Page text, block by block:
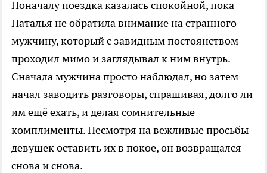
Поначалу поездка казалась спокойной, пока
Наталья не обратила внимание на странного
мужчину, который с завидным постоянством
проходил мимо и заглядывал к ним внутрь.
Сначала мужчина просто наблюдал, но затем
начал заводить разговоры, спрашивая, долго ли
им ещё ехать, и делая сомнительные
комплименты. Несмотря на вежливые просьбы
девушек оставить их в покое, он возвращался
снова и снова.